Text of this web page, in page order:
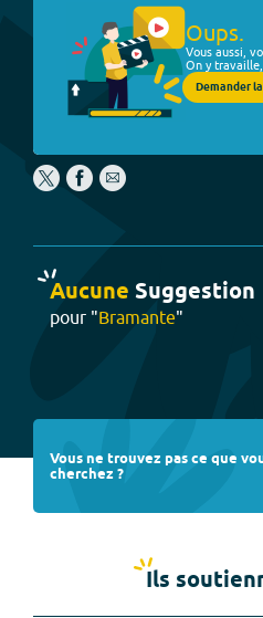
Oups.
Vous aussi,
On y travaille,
Demander
Aucune Suggestion
pour "Bramante"
Vous ne trouvez pas ce que
cherchez ?
Ils